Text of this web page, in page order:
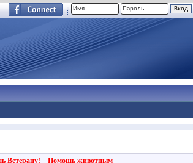
Ветерану! Помощь животным